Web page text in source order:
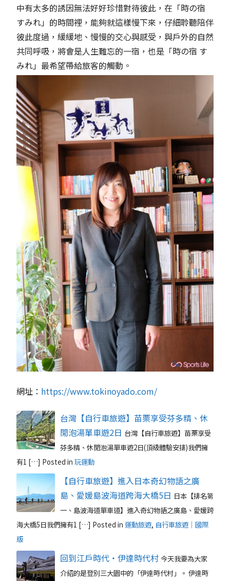
中有太多的誘因無法好好珍惜對待彼此，在「時の宿
すみれ」的時間裡，能夠就這樣慢下來，仔細聆聽陪伴
彼此度過，緩緩地、慢慢的交心與感受，與戶外的自然
共同呼吸，將會是人生難忘的一宿，也是「時の宿 す
みれ」最希望帶給旅客的觸動。
網址： https://www.tokinoyado.com/
台灣【自行車旅遊】苗栗享受芬多精、休
閒泡湯單車遊2日 台灣【自行車旅遊】苗栗享受
芬多精、休閒泡湯單車遊2日(頂級體驗安排)我們擁
有1 […] Posted in 玩運動
【自行車旅遊】進入日本奇幻物語之廣
島、愛媛島波海道跨海大橋5日 日本【排名第
一、島波海道單車道】進入奇幻物語之廣島、愛媛跨
海大橋5日我們擁有1 […] Posted in 運動旅遊, 自行車旅遊｜國際
版
回到江戶時代・伊達時代村 今天我要為大家
介紹的是登別三大園中的「伊達時代村」。 伊達時